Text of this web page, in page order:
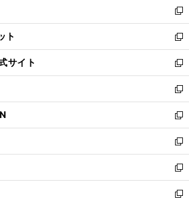
く
で
開
く
ド
ウ
で
開
く
い
ウ
ィ
ン
ド
ウ
で
開
く
新
し
い
ウ
ィ
ン
ド
ウ
で
開
く
ト
新
し
い
ウ
ィ
ン
ド
ウ
で
開
く
サイト
新
し
い
ウ
ィ
ン
ド
ウ
で
開
く
新
し
い
ウ
ィ
ン
ド
ウ
で
新
し
い
ウ
ィ
ン
ド
新
し
い
ウ
ィ
新
し
い
新